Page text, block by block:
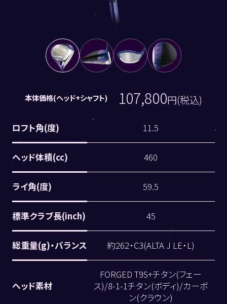
本体価格(ヘッド+シャフト) 107,800円(税込)
ロフト角(度) 11.5
ヘッド体積(cc) 460
ライ角(度) 59.5
標準クラブ長(inch) 45
総重量(g)・バランス 約262・C3(ALTA J LE・L)
ヘッド素材
FORGED T9S+チタン(フェー
ス)/8-1-1チタン(ボディ)/カーボ
ン(クラウン)